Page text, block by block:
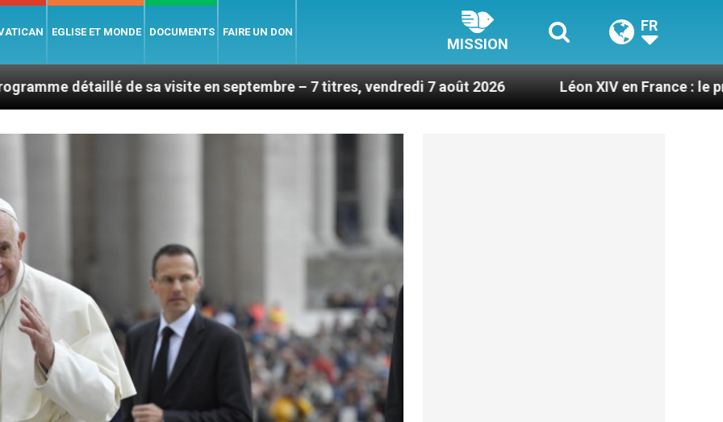
EGLISE ET MONDE DOCUMENTS FAIRE UN DON
MISSION
FR
de sa visite en septembre – 7 titres, vendredi 7 août 2026 Léon XIV en France : le programme